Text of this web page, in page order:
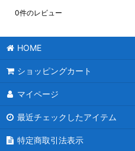
0件のレビュー
HOME
ショッピングカート
マイページ
最近チェックしたアイテム
特定商取引法表示